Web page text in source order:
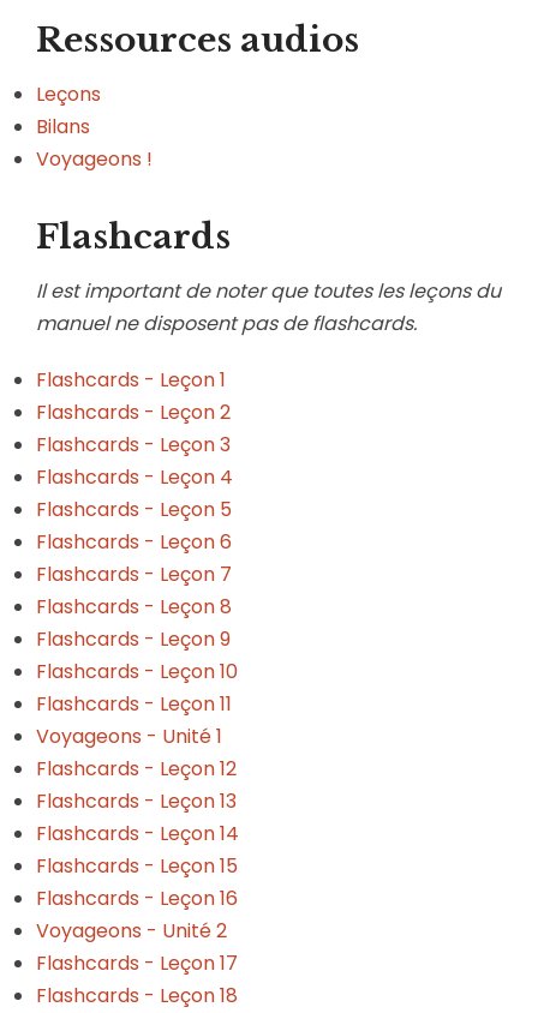
Ressources audios
Leçons
Bilans
Voyageons !
Flashcards
Il est important de noter que toutes les leçons du
manuel ne disposent pas de flashcards.
Flashcards - Leçon 1
Flashcards - Leçon 2
Flashcards - Leçon 3
Flashcards - Leçon 4
Flashcards - Leçon 5
Flashcards - Leçon 6
Flashcards - Leçon 7
Flashcards - Leçon 8
Flashcards - Leçon 9
Flashcards - Leçon 10
Flashcards - Leçon 11
Voyageons - Unité 1
Flashcards - Leçon 12
Flashcards - Leçon 13
Flashcards - Leçon 14
Flashcards - Leçon 15
Flashcards - Leçon 16
Voyageons - Unité 2
Flashcards - Leçon 17
Flashcards - Leçon 18